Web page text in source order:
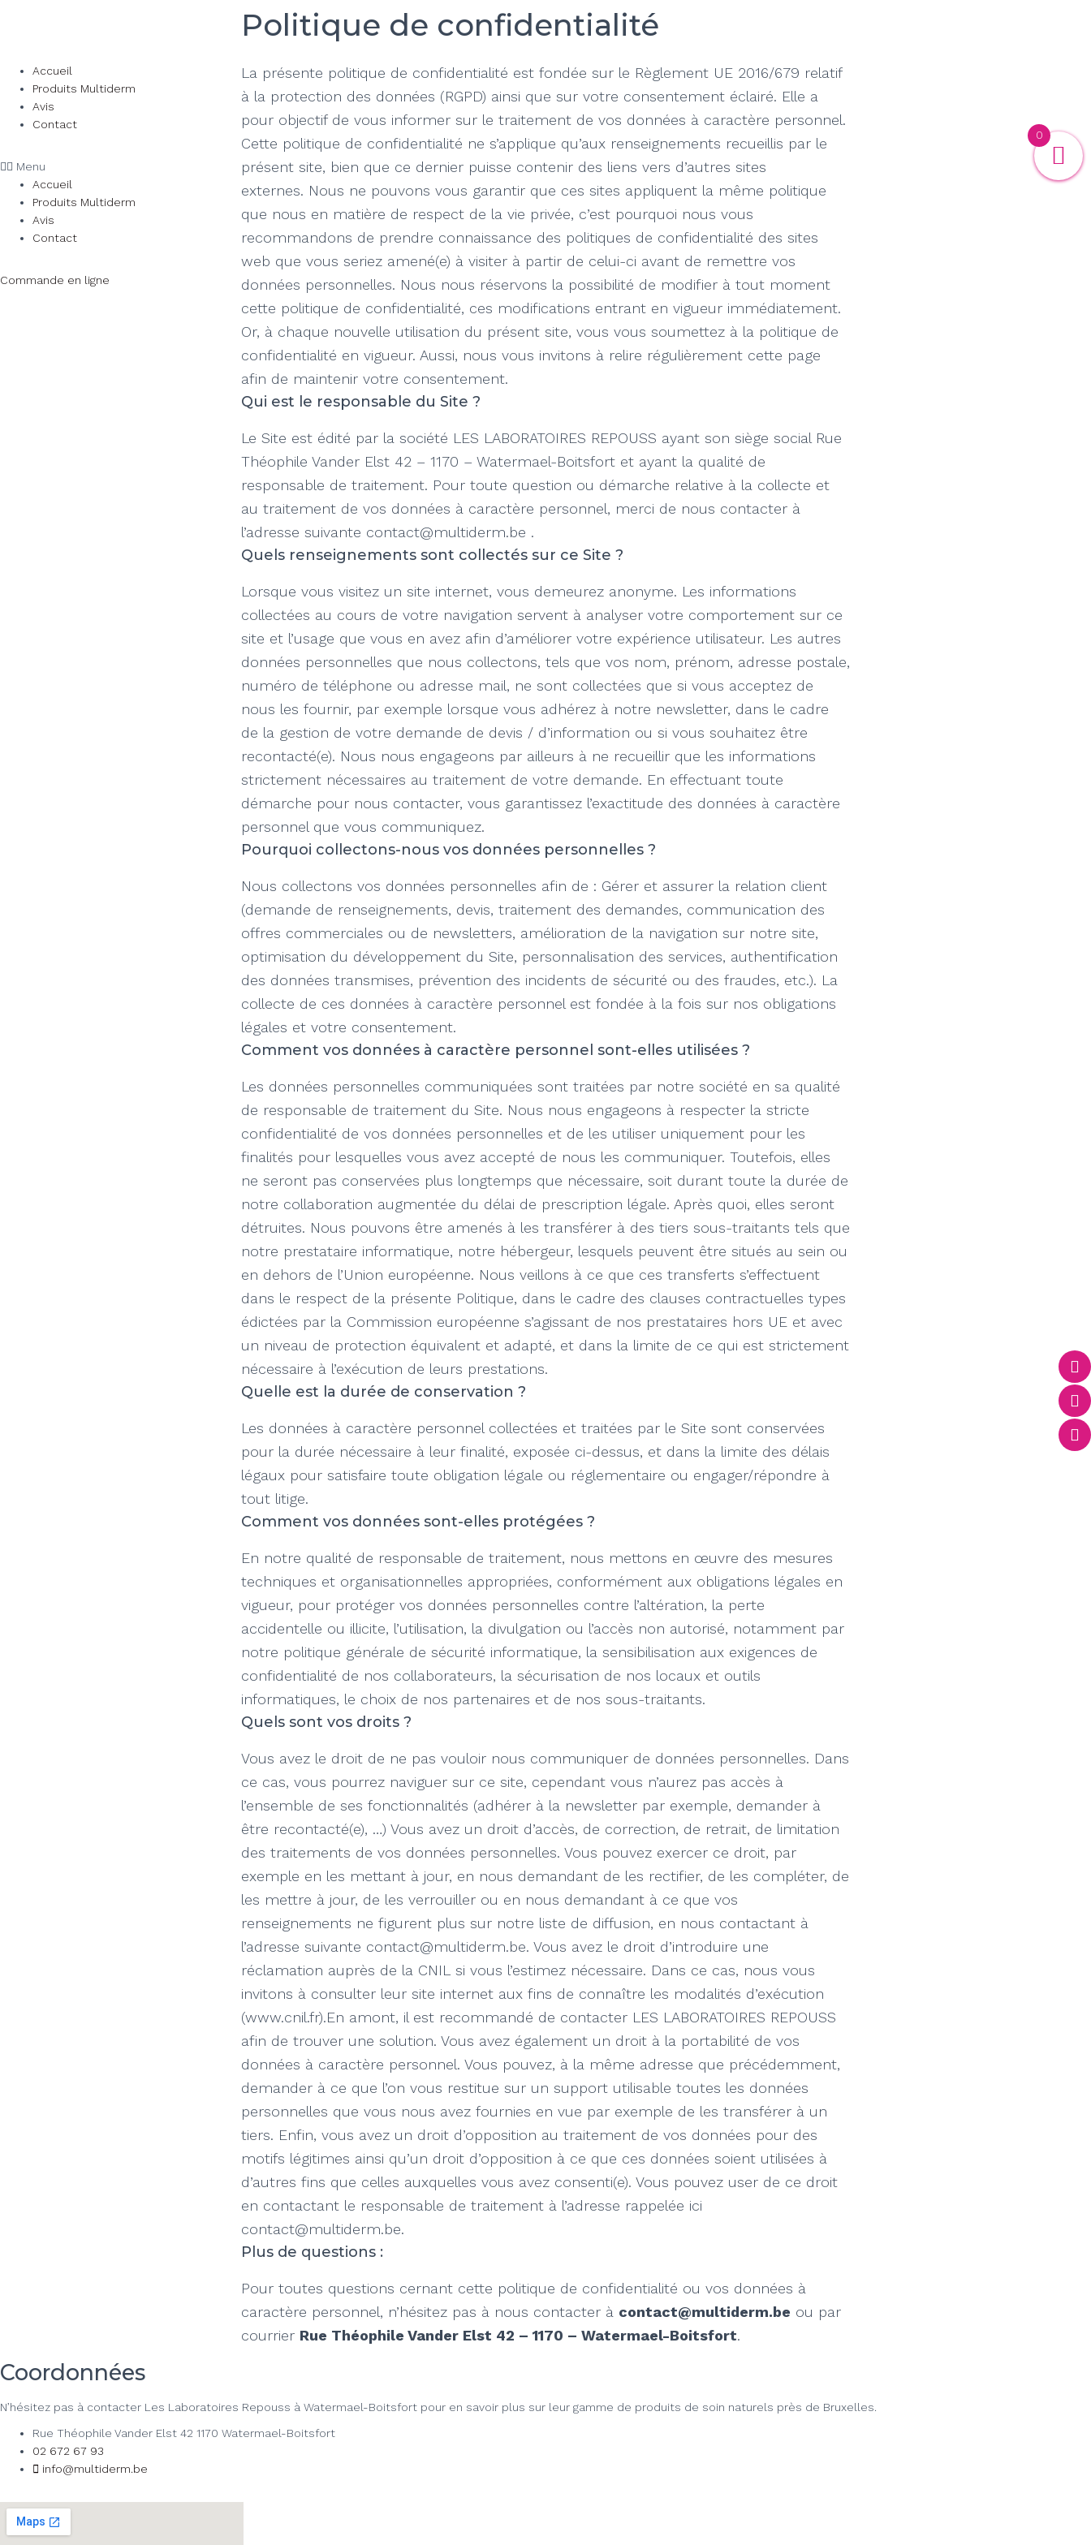
Accueil
Produits Multiderm
Avis
Contact
Menu
Accueil
Produits Multiderm
Avis
Contact
Commande en ligne
Politique de confidentialité
La présente politique de confidentialité est fondée sur le Règlement UE 2016/679 relatif
à la protection des données (RGPD) ainsi que sur votre consentement éclairé. Elle a
pour objectif de vous informer sur le traitement de vos données à caractère personnel.
Cette politique de confidentialité ne s’applique qu’aux renseignements recueillis par le
présent site, bien que ce dernier puisse contenir des liens vers d’autres sites
externes. Nous ne pouvons vous garantir que ces sites appliquent la même politique
que nous en matière de respect de la vie privée, c’est pourquoi nous vous
recommandons de prendre connaissance des politiques de confidentialité des sites
web que vous seriez amené(e) à visiter à partir de celui-ci avant de remettre vos
données personnelles. Nous nous réservons la possibilité de modifier à tout moment
cette politique de confidentialité, ces modifications entrant en vigueur immédiatement.
Or, à chaque nouvelle utilisation du présent site, vous vous soumettez à la politique de
confidentialité en vigueur. Aussi, nous vous invitons à relire régulièrement cette page
afin de maintenir votre consentement.
Qui est le responsable du Site ?
Le Site est édité par la société LES LABORATOIRES REPOUSS ayant son siège social Rue
Théophile Vander Elst 42 – 1170 – Watermael-Boitsfort et ayant la qualité de
responsable de traitement. Pour toute question ou démarche relative à la collecte et
au traitement de vos données à caractère personnel, merci de nous contacter à
l’adresse suivante contact@multiderm.be .
Quels renseignements sont collectés sur ce Site ?
Lorsque vous visitez un site internet, vous demeurez anonyme. Les informations
collectées au cours de votre navigation servent à analyser votre comportement sur ce
site et l’usage que vous en avez afin d’améliorer votre expérience utilisateur. Les autres
données personnelles que nous collectons, tels que vos nom, prénom, adresse postale,
numéro de téléphone ou adresse mail, ne sont collectées que si vous acceptez de
nous les fournir, par exemple lorsque vous adhérez à notre newsletter, dans le cadre
de la gestion de votre demande de devis / d’information ou si vous souhaitez être
recontacté(e). Nous nous engageons par ailleurs à ne recueillir que les informations
strictement nécessaires au traitement de votre demande. En effectuant toute
démarche pour nous contacter, vous garantissez l’exactitude des données à caractère
personnel que vous communiquez.
Pourquoi collectons-nous vos données personnelles ?
Nous collectons vos données personnelles afin de : Gérer et assurer la relation client
(demande de renseignements, devis, traitement des demandes, communication des
offres commerciales ou de newsletters, amélioration de la navigation sur notre site,
optimisation du développement du Site, personnalisation des services, authentification
des données transmises, prévention des incidents de sécurité ou des fraudes, etc.). La
collecte de ces données à caractère personnel est fondée à la fois sur nos obligations
légales et votre consentement.
Comment vos données à caractère personnel sont-elles utilisées ?
Les données personnelles communiquées sont traitées par notre société en sa qualité
de responsable de traitement du Site. Nous nous engageons à respecter la stricte
confidentialité de vos données personnelles et de les utiliser uniquement pour les
finalités pour lesquelles vous avez accepté de nous les communiquer. Toutefois, elles
ne seront pas conservées plus longtemps que nécessaire, soit durant toute la durée de
notre collaboration augmentée du délai de prescription légale. Après quoi, elles seront
détruites. Nous pouvons être amenés à les transférer à des tiers sous-traitants tels que
notre prestataire informatique, notre hébergeur, lesquels peuvent être situés au sein ou
en dehors de l’Union européenne. Nous veillons à ce que ces transferts s’effectuent
dans le respect de la présente Politique, dans le cadre des clauses contractuelles types
édictées par la Commission européenne s’agissant de nos prestataires hors UE et avec
un niveau de protection équivalent et adapté, et dans la limite de ce qui est strictement
nécessaire à l’exécution de leurs prestations.
Quelle est la durée de conservation ?
Les données à caractère personnel collectées et traitées par le Site sont conservées
pour la durée nécessaire à leur finalité, exposée ci-dessus, et dans la limite des délais
légaux pour satisfaire toute obligation légale ou réglementaire ou engager/répondre à
tout litige.
Comment vos données sont-elles protégées ?
En notre qualité de responsable de traitement, nous mettons en œuvre des mesures
techniques et organisationnelles appropriées, conformément aux obligations légales en
vigueur, pour protéger vos données personnelles contre l’altération, la perte
accidentelle ou illicite, l’utilisation, la divulgation ou l’accès non autorisé, notamment par
notre politique générale de sécurité informatique, la sensibilisation aux exigences de
confidentialité de nos collaborateurs, la sécurisation de nos locaux et outils
informatiques, le choix de nos partenaires et de nos sous-traitants.
Quels sont vos droits ?
Vous avez le droit de ne pas vouloir nous communiquer de données personnelles. Dans
ce cas, vous pourrez naviguer sur ce site, cependant vous n’aurez pas accès à
l’ensemble de ses fonctionnalités (adhérer à la newsletter par exemple, demander à
être recontacté(e), …) Vous avez un droit d’accès, de correction, de retrait, de limitation
des traitements de vos données personnelles. Vous pouvez exercer ce droit, par
exemple en les mettant à jour, en nous demandant de les rectifier, de les compléter, de
les mettre à jour, de les verrouiller ou en nous demandant à ce que vos
renseignements ne figurent plus sur notre liste de diffusion, en nous contactant à
l’adresse suivante contact@multiderm.be. Vous avez le droit d’introduire une
réclamation auprès de la CNIL si vous l’estimez nécessaire. Dans ce cas, nous vous
invitons à consulter leur site internet aux fins de connaître les modalités d’exécution
(www.cnil.fr).En amont, il est recommandé de contacter LES LABORATOIRES REPOUSS
afin de trouver une solution. Vous avez également un droit à la portabilité de vos
données à caractère personnel. Vous pouvez, à la même adresse que précédemment,
demander à ce que l’on vous restitue sur un support utilisable toutes les données
personnelles que vous nous avez fournies en vue par exemple de les transférer à un
tiers. Enfin, vous avez un droit d’opposition au traitement de vos données pour des
motifs légitimes ainsi qu’un droit d’opposition à ce que ces données soient utilisées à
d’autres fins que celles auxquelles vous avez consenti(e). Vous pouvez user de ce droit
en contactant le responsable de traitement à l’adresse rappelée ici
contact@multiderm.be.
Plus de questions :
Pour toutes questions cernant cette politique de confidentialité ou vos données à
caractère personnel, n’hésitez pas à nous contacter à contact@multiderm.be ou par
courrier Rue Théophile Vander Elst 42 – 1170 – Watermael-Boitsfort.
Coordonnées
N’hésitez pas à contacter Les Laboratoires Repouss à Watermael-Boitsfort pour en savoir plus sur leur gamme de produits de soin naturels près de Bruxelles.
Rue Théophile Vander Elst 42 1170 Watermael-Boitsfort
02 672 67 93
info@multiderm.be
0